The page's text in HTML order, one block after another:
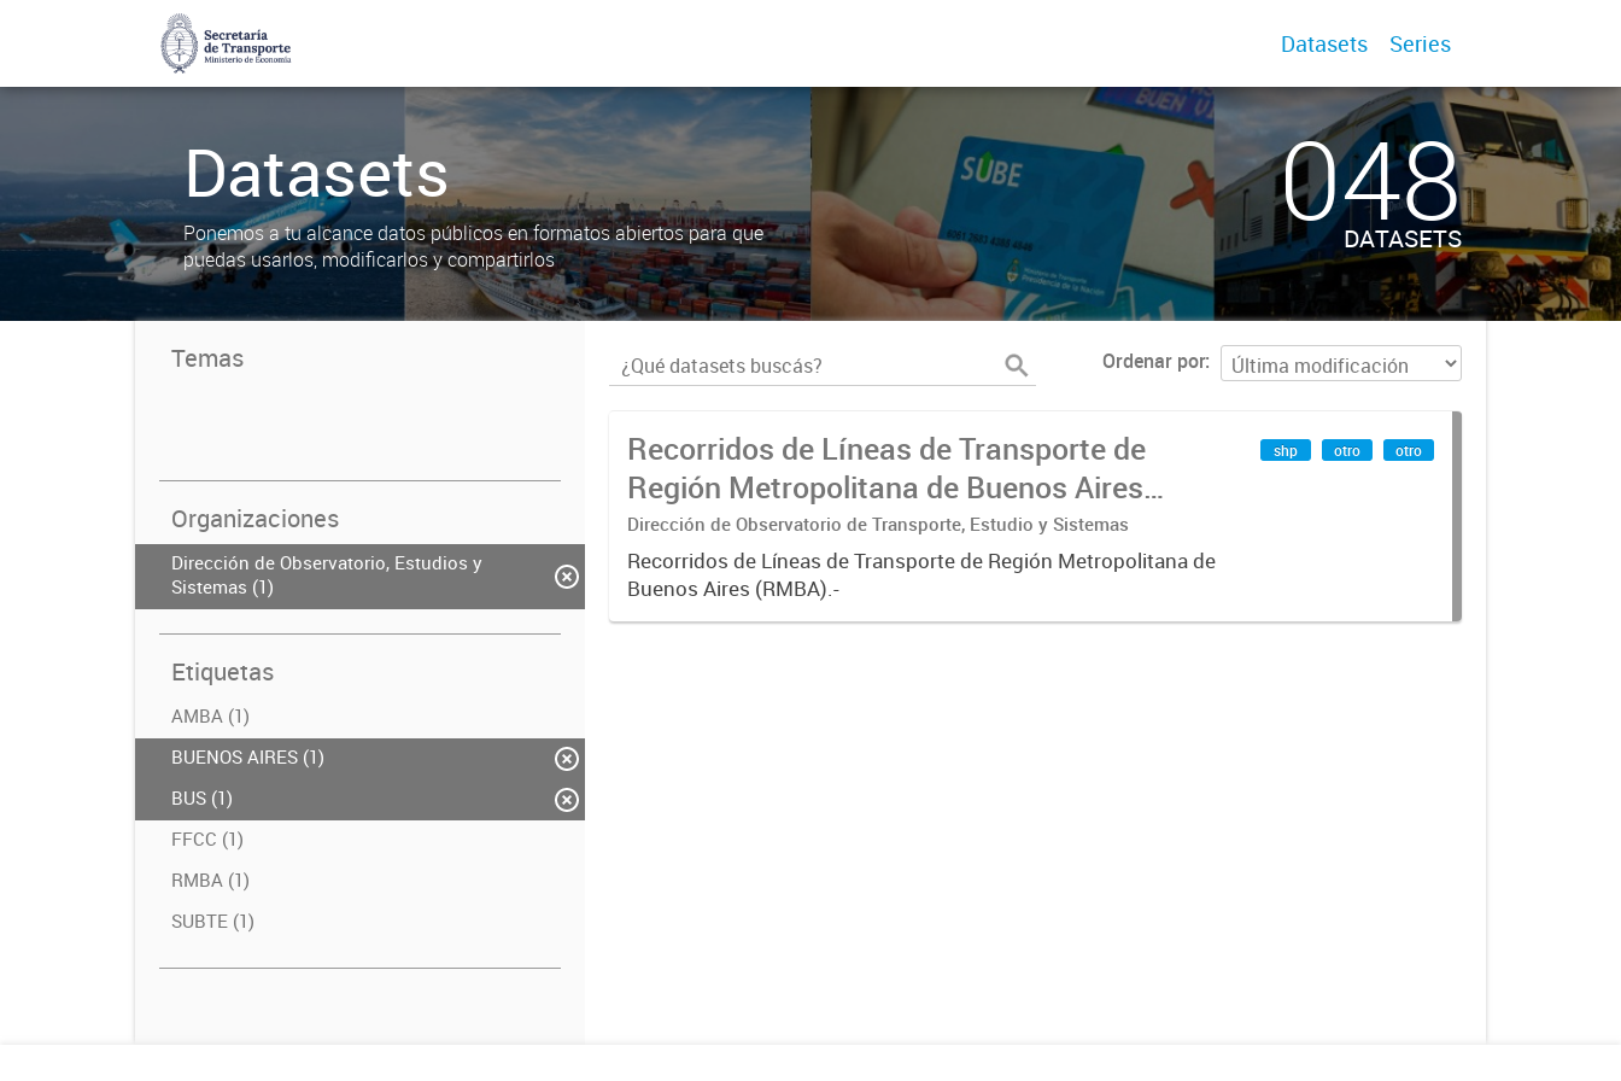
Datasets Series
Datasets
Ponemos a tu alcance datos públicos en formatos abiertos para que
puedas usarlos, modificarlos y compartirlos
048
DATASETS
Temas
Organizaciones
Dirección de Observatorio, Estudios y
Sistemas (1)
Etiquetas
AMBA (1)
BUENOS AIRES (1)
BUS (1)
FFCC (1)
RMBA (1)
SUBTE (1)
Ordenar por
Recorridos de Líneas de Transporte de
Región Metropolitana de Buenos Aires
(RMBA)
Dirección de Observatorio de Transporte, Estudio y Sistemas
Recorridos de Líneas de Transporte de Región Metropolitana de
Buenos Aires (RMBA).-
shp otro otro